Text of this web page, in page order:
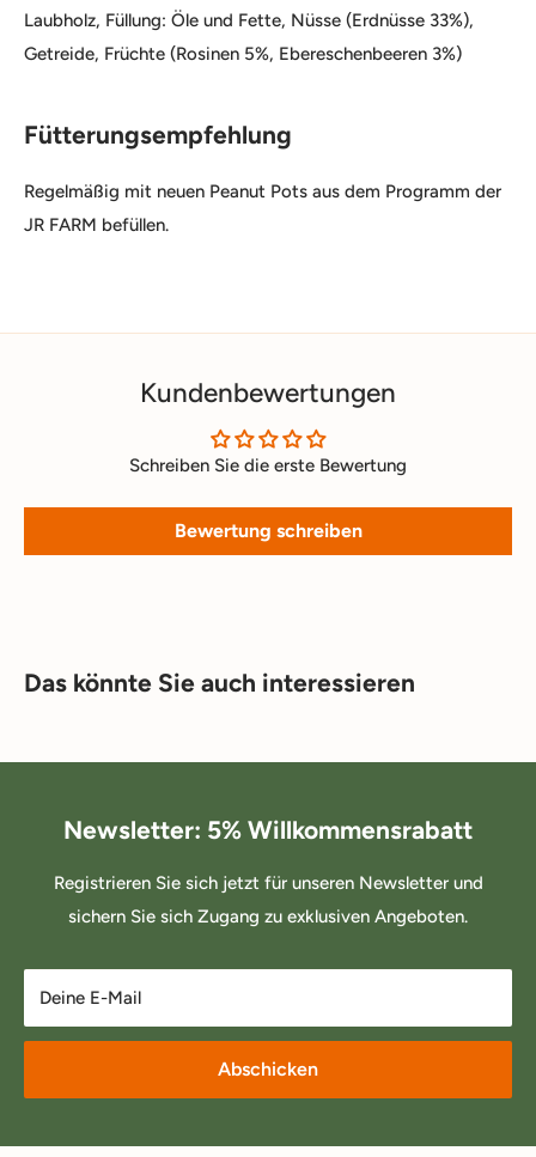
Laubholz, Füllung: Öle und Fette, Nüsse (Erdnüsse 33%),
Getreide, Früchte (Rosinen 5%, Ebereschenbeeren 3%)
Fütterungsempfehlung
Regelmäßig mit neuen Peanut Pots aus dem Programm der
JR FARM befüllen.
Kundenbewertungen
Schreiben Sie die erste Bewertung
Bewertung schreiben
Das könnte Sie auch interessieren
Newsletter: 5% Willkommensrabatt
Registrieren Sie sich jetzt für unseren Newsletter und
sichern Sie sich Zugang zu exklusiven Angeboten.
Deine E-Mail
Abschicken